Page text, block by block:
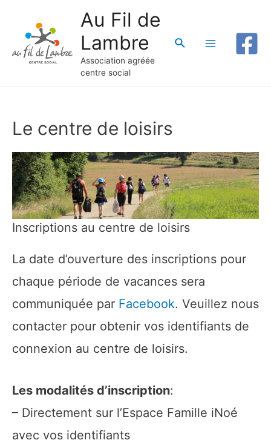
Au Fil de
Lambre
Association agréée
centre social
Rechercher
Le centre de loisirs
Inscriptions au centre de loisirs
La date d’ouverture des inscriptions pour
chaque période de vacances sera
communiquée par Facebook. Veuillez nous
contacter pour obtenir vos identifiants de
connexion au centre de loisirs.
Les modalités d’inscription:
– Directement sur l’Espace Famille iNoé
avec vos identifiants